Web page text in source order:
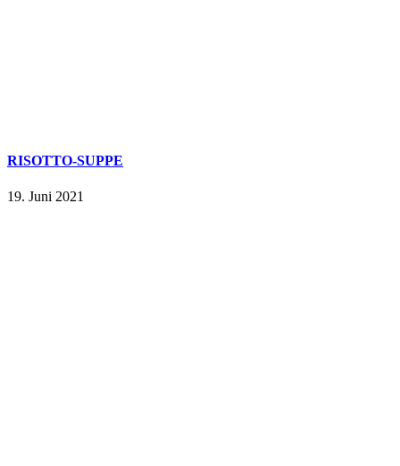
RISOTTO-SUPPE
19. Juni 2021